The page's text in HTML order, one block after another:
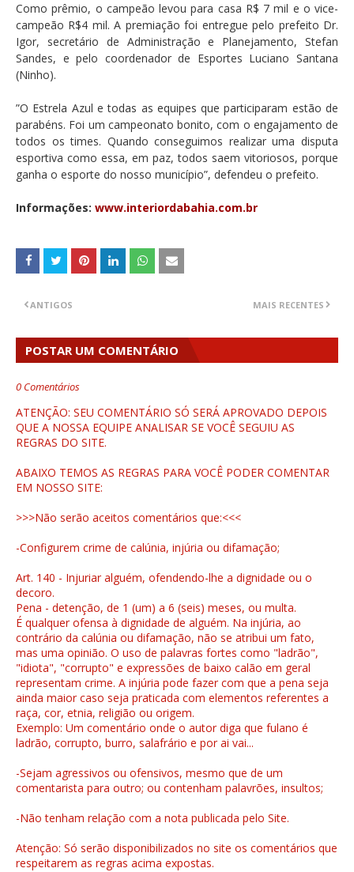
Como prêmio, o campeão levou para casa R$ 7 mil e o vice-
campeão R$4 mil. A premiação foi entregue pelo prefeito Dr.
Igor, secretário de Administração e Planejamento, Stefan
Sandes, e pelo coordenador de Esportes Luciano Santana
(Ninho).
”O Estrela Azul e todas as equipes que participaram estão de
parabéns. Foi um campeonato bonito, com o engajamento de
todos os times. Quando conseguimos realizar uma disputa
esportiva como essa, em paz, todos saem vitoriosos, porque
ganha o esporte do nosso município”, defendeu o prefeito.
Informações: www.interiordabahia.com.br
MAIS RECENTES
ANTIGOS
POSTAR UM COMENTÁRIO
0 Comentários
ATENÇÃO: SEU COMENTÁRIO SÓ SERÁ APROVADO DEPOIS
QUE A NOSSA EQUIPE ANALISAR SE VOCÊ SEGUIU AS
REGRAS DO SITE.
ABAIXO TEMOS AS REGRAS PARA VOCÊ PODER COMENTAR
EM NOSSO SITE:
>>>Não serão aceitos comentários que:<<<
-Configurem crime de calúnia, injúria ou difamação;
Art. 140 - Injuriar alguém, ofendendo-lhe a dignidade ou o
decoro.
Pena - detenção, de 1 (um) a 6 (seis) meses, ou multa.
É qualquer ofensa à dignidade de alguém. Na injúria, ao
contrário da calúnia ou difamação, não se atribui um fato,
mas uma opinião. O uso de palavras fortes como "ladrão",
"idiota", "corrupto" e expressões de baixo calão em geral
representam crime. A injúria pode fazer com que a pena seja
ainda maior caso seja praticada com elementos referentes a
raça, cor, etnia, religião ou origem.
Exemplo: Um comentário onde o autor diga que fulano é
ladrão, corrupto, burro, salafrário e por ai vai...
-Sejam agressivos ou ofensivos, mesmo que de um
comentarista para outro; ou contenham palavrões, insultos;
-Não tenham relação com a nota publicada pelo Site.
Atenção: Só serão disponibilizados no site os comentários que
respeitarem as regras acima expostas.